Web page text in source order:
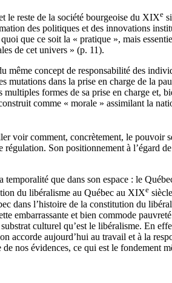
le reste de la société bourgeoise du XIXe
des politiques et des innovations
que ce soit la « pratique », mais
de cet univers » (p. 11).
concept de responsabilité des
dans la prise en charge de la
formes de sa prise en charge et,
comme « morale » assimilant la
voir comment, concrètement, le
Son positionnement à l’égard
que dans son espace : le
du libéralisme au Québec au XIXe
dans l’histoire de la constitution du
embarrassante et bien commode
culturel qu’est le libéralisme. En
accorde aujourd’hui au travail et à la
de nos évidences, ce qui est le fondement